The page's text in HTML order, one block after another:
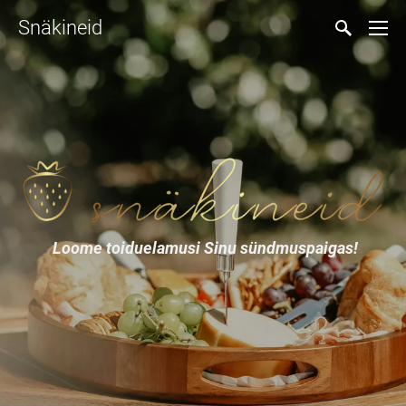
Snäkineid
Loome toiduelamusi Sinu sündmuspaigas!